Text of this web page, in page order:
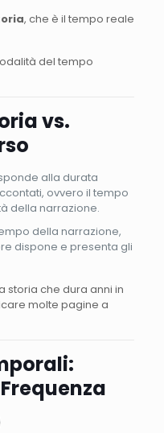
, che è il tempo reale
del tempo
vs.
alla durata
ovvero il tempo
della narrazione.
della narrazione,
dispone e presenta gli
storia che dura anni in
molte pagine a